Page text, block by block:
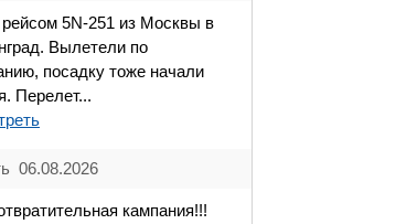
5N-251 из Москвы в
Вылетели по
посадку тоже начали
Перелет...
06.08.2026
кампания!!!